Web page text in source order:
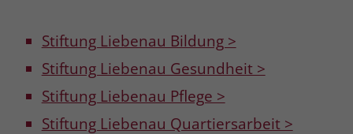
Stiftung Liebenau Bildung >
Stiftung Liebenau Gesundheit >
Stiftung Liebenau Pflege >
Stiftung Liebenau Quartiersarbeit >